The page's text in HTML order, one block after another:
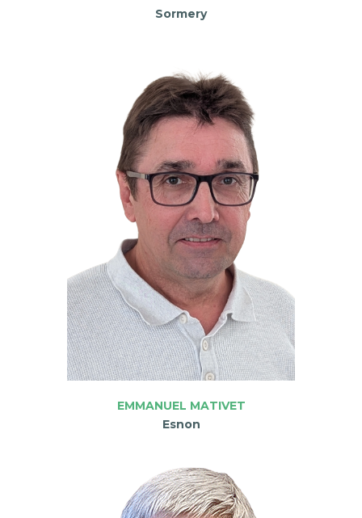
Sormery
EMMANUEL MATIVET
Esnon